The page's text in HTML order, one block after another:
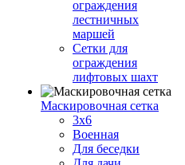
ограждения
лестничных
маршей
Сетки для
ограждения
лифтовых шахт
Маскировочная сетка
3х6
Военная
Для беседки